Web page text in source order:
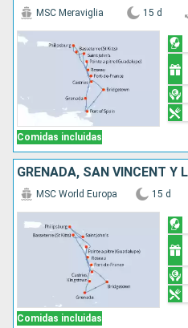
Comidas incluidas
MSC Meraviglia 15 d
Comidas incluidas
MSC World Europa 15 d